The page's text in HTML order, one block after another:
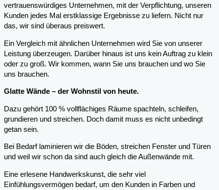
vertrauenswürdiges Unternehmen, mit der Verpflichtung, unseren
Kunden jedes Mal erstklassige Ergebnisse zu liefern. Nicht nur
das, wir sind überaus preiswert.
Ein Vergleich mit ähnlichen Unternehmen wird Sie von unserer
Leistung überzeugen. Darüber hinaus ist uns kein Auftrag zu klein
oder zu groß. Wir kommen, wann Sie uns brauchen und wo Sie
uns brauchen.
Glatte Wände – der Wohnstil von heute.
Dazu gehört 100 % vollflächiges Räume spachteln, schleifen,
grundieren und streichen. Doch damit muss es nicht unbedingt
getan sein.
Bei Bedarf laminieren wir die Böden, streichen Fenster und Türen
und weil wir schon da sind auch gleich die Außenwände mit.
Eine erlesene Handwerkskunst, die sehr viel
Einfühlungsvermögen bedarf, um den Kunden in Farben und